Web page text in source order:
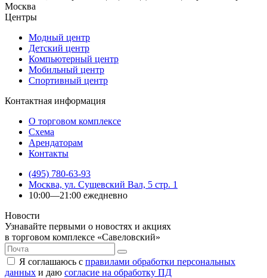
Москва
Центры
Модный центр
Детский центр
Компьютерный центр
Мобильный центр
Спортивный центр
Контактная информация
О торговом комплексе
Схема
Арендаторам
Контакты
(495) 780-63-93
Москва, ул. Сущевский Вал, 5 стр. 1
10:00—21:00 ежедневно
Новости
Узнавайте первыми о новостях и акциях
в торговом комплексе «Савеловский»
Я соглашаюсь с правилами обработки персональных
данных и даю согласие на обработку ПД